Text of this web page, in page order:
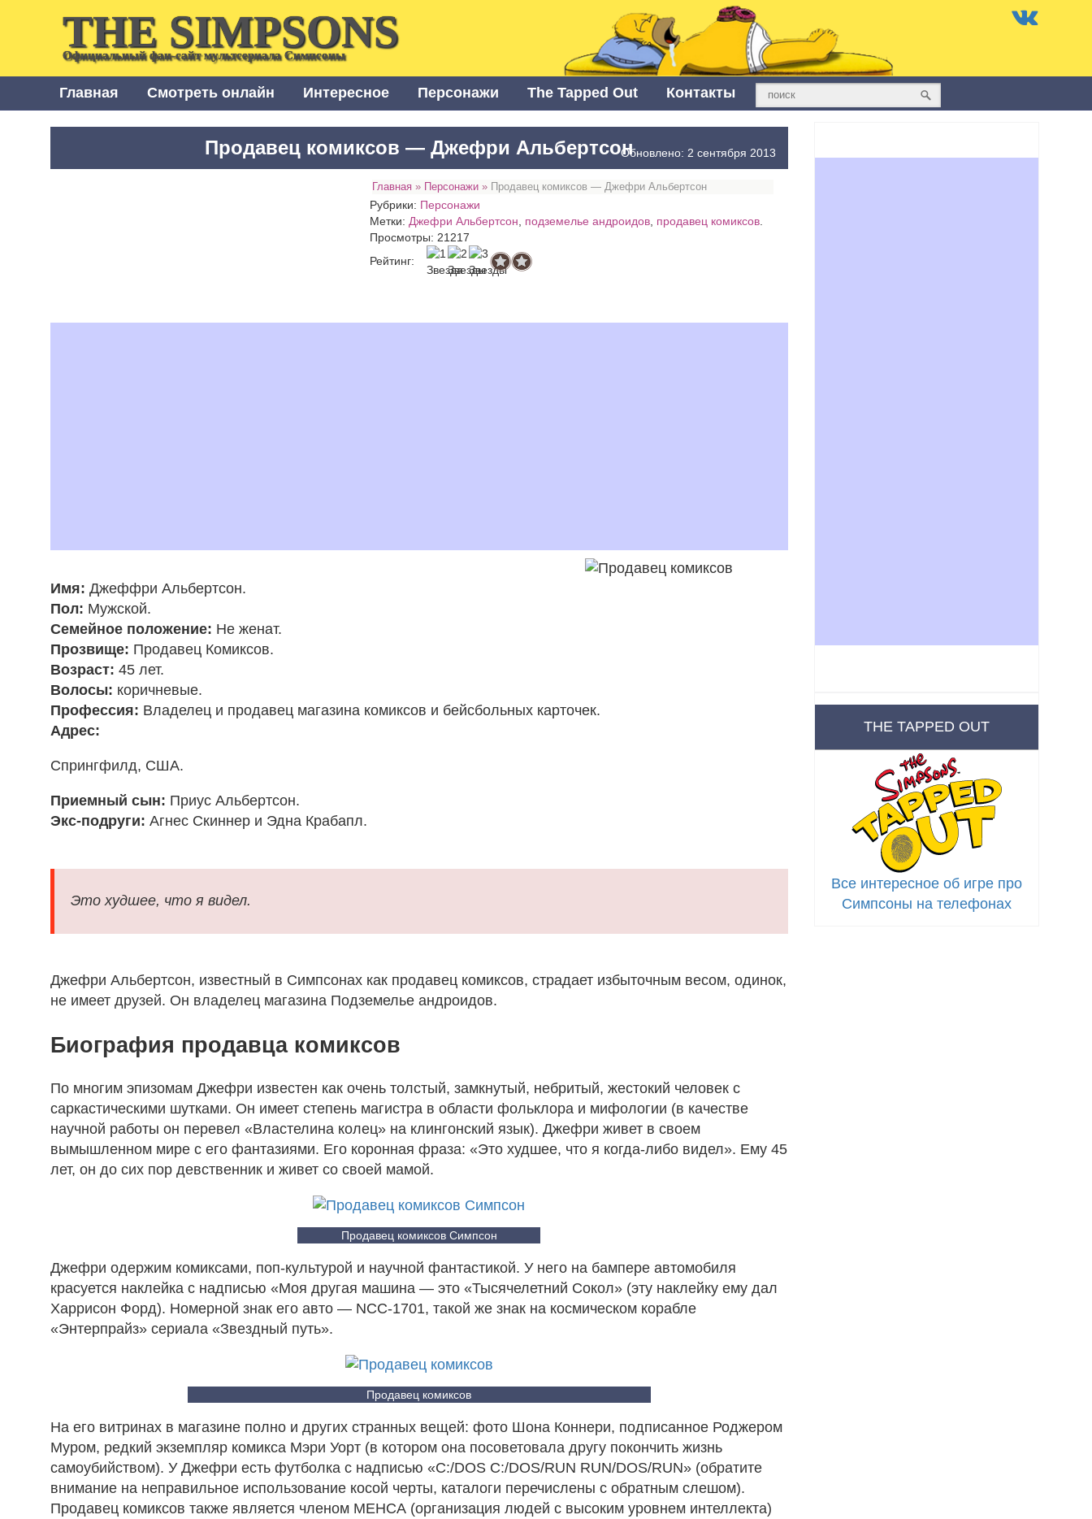
THE SIMPSONS
Официальный фан-сайт мультсериала Симпсоны
Главная Смотреть онлайн Интересное Персонажи The Tapped Out Контакты
Продавец комиксов — Джефри АльбертсонОбновлено: 2 сентября 2013
Главная » Персонажи » Продавец комиксов — Джефри Альбертсон
Рубрики: Персонажи
Метки: Джефри Альбертсон подземелье андроидов продавец комиксов
Просмотры: 21217
Рейтинг:
Имя: Джеффри Альбертсон.
Пол: Мужской.
Семейное положение: Не женат.
Прозвище: Продавец Комиксов.
Возраст: 45 лет.
Волосы: коричневые.
Профессия: Владелец и продавец магазина комиксов и бейсбольных карточек.
Адрес:
Спрингфилд, США.
Приемный сын: Приус Альбертсон.
Экс-подруги: Агнес Скиннер и Эдна Крабапл.
Это худшее, что я видел.
Джефри Альбертсон, известный в Симпсонах как продавец комиксов, страдает избыточным весом, одинок,
не имеет друзей. Он владелец магазина Подземелье андроидов.
Биография продавца комиксов
По многим эпизомам Джефри известен как очень толстый, замкнутый, небритый, жестокий человек с
саркастическими шутками. Он имеет степень магистра в области фольклора и мифологии (в качестве
научной работы он перевел «Властелина колец» на клингонский язык). Джефри живет в своем
вымышленном мире с его фантазиями. Его коронная фраза: «Это худшее, что я когда-либо видел». Ему 45
лет, он до сих пор девственник и живет со своей мамой.
Продавец комиксов Симпсон
Джефри одержим комиксами, поп-культурой и научной фантастикой. У него на бампере автомобиля
красуется наклейка с надписью «Моя другая машина — это «Тысячелетний Сокол» (эту наклейку ему дал
Харрисон Форд). Номерной знак его авто — NCC-1701, такой же знак на космическом корабле
«Энтерпрайз» сериала «Звездный путь».
Продавец комиксов
На его витринах в магазине полно и других странных вещей: фото Шона Коннери, подписанное Роджером
Муром, редкий экземпляр комикса Мэри Уорт (в котором она посоветовала другу покончить жизнь
самоубийством). У Джефри есть футболка с надписью «C:/DOS C:/DOS/RUN RUN/DOS/RUN» (обратите
внимание на неправильное использование косой черты, каталоги перечислены с обратным слешом).
Продавец комиксов также является членом МЕНСА (организация людей с высоким уровнем интеллекта)
THE TAPPED OUT
Все интересное об игре про
Симпсоны на телефонах